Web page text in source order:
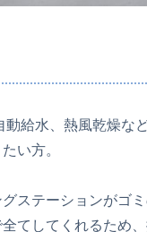
動給水、熱風乾燥な
い方。
ステーションがゴ
てしてくれるため